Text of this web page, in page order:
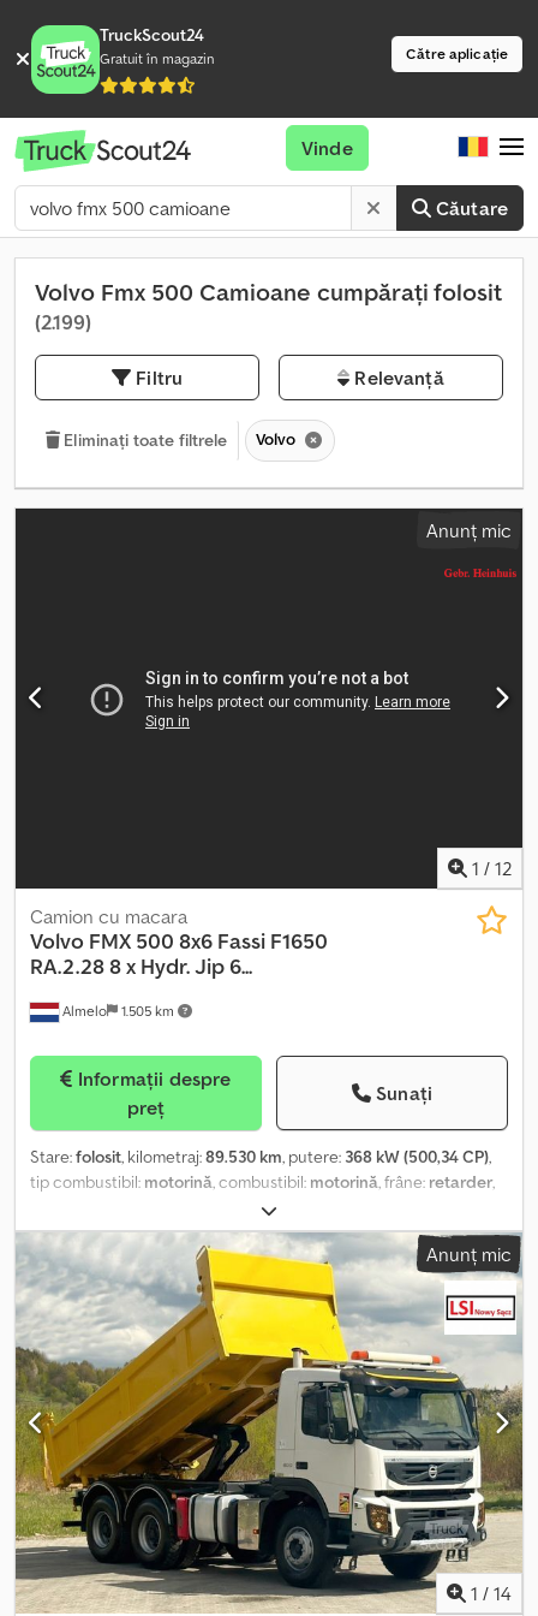
TruckScout24
Gratuit în magazin Către aplicație
Căutare
Vinde
Volvo Fmx 500 Camioane cumpărați folosit
(2.199)
Filtru Relevanță
Eliminați toate filtrele Volvo
Anunț mic
1 / 12
Almelo 1.505 km
Camion cu macara
Volvo FMX 500 8x6 Fassi F1650
RA.2.28 8 x Hydr. Jip 6...
preț
Sunați
Stare:folosit, kilometraj:89.530 km, putere: 368 kW (500,34 CP),
tip combustibil: motorină, combustibil: motorină, frâne: retarder,
, tip de angrenaj:automat
An de fabricație:2019, Dotări:AdBlue, macara, retarder, = Opțiuni
și accesorii suplimentare = - Intarder - Priză de putere (PTO) =
Note = Volvo FMX 500 8x6. An: 2019. Kilometraj: 89.530 km.
Transmisie automată. Greutate: 31.380 kg. Greutate maximă:
43.000 kg. Încărcarea pe axe: 1: 8500 kg. 2: 8500 kg. 3: 13.000 kg. 4:
13.000 kg. Volan multifuncțional. Retarder / Intarder. Euro 6 Ad
Blue. Cabina cu pat, 1 pat. Aer condiționat. Încălzitor de noapte.
Scaune încălzite. Cameră. Geamuri și oglinzi acționate electric.
Dwjdpfx Akezr Nk Hsbea Ampatament: 1-2: 2000 mm. 1-3: 5100 mm.
1-4: 6450 mm. Suspensie pneumatică pe puntea din spate. Sistem
audio cu radio și navigație. Dimensiunile platformei: Lungime: 3400
mm. Lățime: 2480 mm. Înălțime: Panouri din aluminiu: 400 mm.
Cuplă pentru remorcă Rockinger. Anvelope: Față: 385/65R22,5,
70%. Spate: 315/80R22,5, 40-70%. Braț de încărcare Fassi F1650
RA.2.28. An: 2019. Ore de funcționare PTO: 5483. 8 x extensii
hidraulice. Braț Jib, 6 x extensii hidraulice. 5 stabilizatori. Suport
Anunț mic
1 / 14